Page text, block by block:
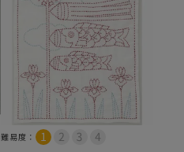
難易度：